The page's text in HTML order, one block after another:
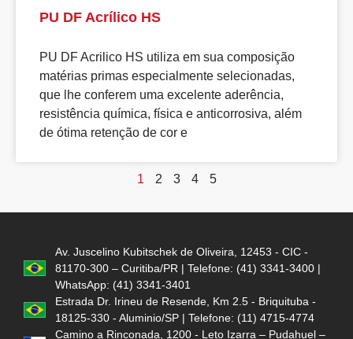
PU DF Acrílico HS
PU DF Acrilico HS utiliza em sua composição
matérias primas especialmente selecionadas,
que lhe conferem uma excelente aderência,
resistência química, física e anticorrosiva, além
de ótima retenção de cor e
1 2 3 4 5
Av. Juscelino Kubitschek de Oliveira, 12453 - CIC -
81170-300 – Curitiba/PR | Telefone: (41) 3341-3400 |
WhatsApp: (41) 3341-3401
Estrada Dr. Irineu de Resende, Km 2.5 - Briquituba -
18125-330 - Aluminio/SP | Telefone: (11) 4715-4774
Camino a Rinconada, 1200 - Leto Izarra – Pudahuel –